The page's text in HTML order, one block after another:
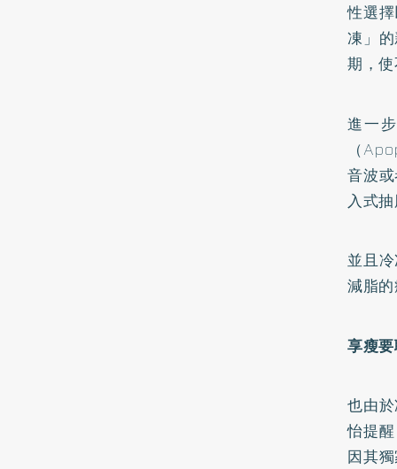
性選
凍」
期，
進一
（
音波
入式
並且
減脂
享瘦
也由
怡提
因其